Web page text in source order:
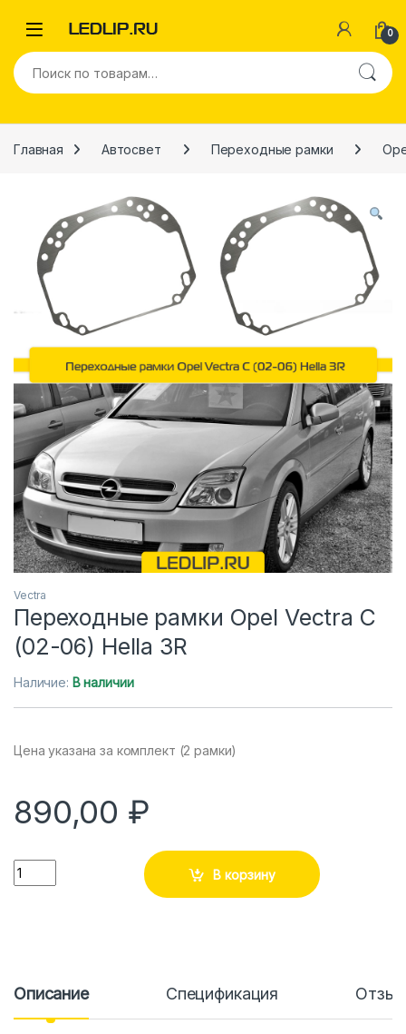
0
Искать:
Главная Автосвет Переходные рамки
Vectra
Переходные рамки Opel Vectra C
(02-06) Hella 3R
Наличие: В наличии
Цена указана за комплект (2 рамки)
890,00 ₽
Количество
В корзину
Описание Спецификация